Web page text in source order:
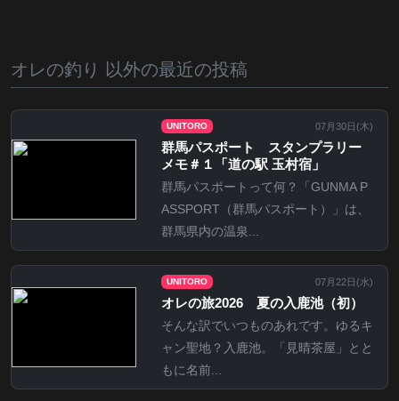
オレの釣り 以外の最近の投稿
UNITORO 07月30日(木)
群馬パスポート スタンプラリー
メモ＃１「道の駅 玉村宿」
群馬パスポートって何？「GUNMA P
ASSPORT（群馬パスポート）」は、
群馬県内の温泉...
UNITORO 07月22日(水)
オレの旅2026 夏の入鹿池（初）
そんな訳でいつものあれです。ゆるキ
ャン聖地？入鹿池。「見晴茶屋」とと
もに名前...